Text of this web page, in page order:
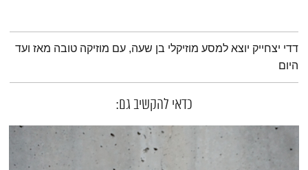
תמצית הפודקאסט
דדי יצחייק יוצא למסע מוזיקלי בן שעה, עם מוזיקה טובה מאז ועד
היום
כדאי להקשיב גם: